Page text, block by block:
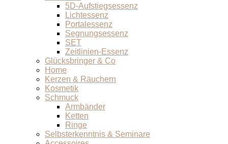
5D-Aufstiegsessenz
Lichtessenz
Portalessenz
Segnungsessenz
SET
Zeitlinien-Essenz
Glücksbringer & Co
Home
Kerzen & Räuchern
Kosmetik
Schmuck
Armbänder
Ketten
Ringe
Selbsterkenntnis & Seminare